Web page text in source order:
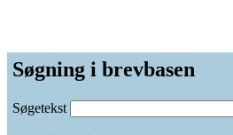
Søgning i brevbasen
Søgetekst